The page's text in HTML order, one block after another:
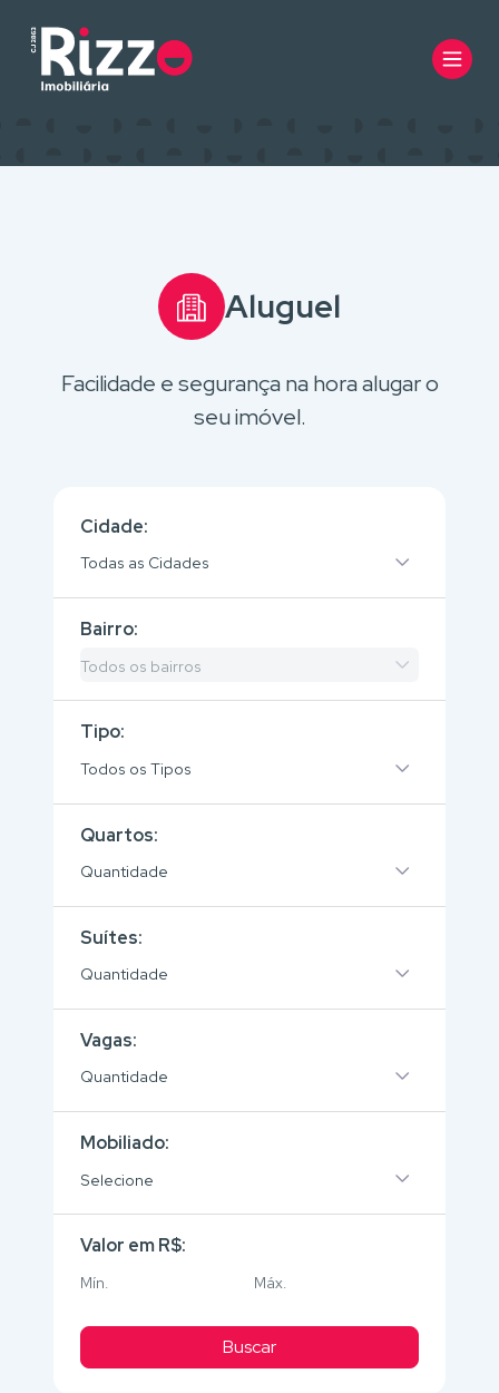
Aluguel
Facilidade e segurança na hora alugar o
seu imóvel.
Cidade:
Todas as Cidades
Bairro:
Todos os bairros
Tipo:
Todos os Tipos
Quartos:
Quantidade
Suítes:
Quantidade
Vagas:
Quantidade
Mobiliado:
Selecione
Valor em R$:
Buscar